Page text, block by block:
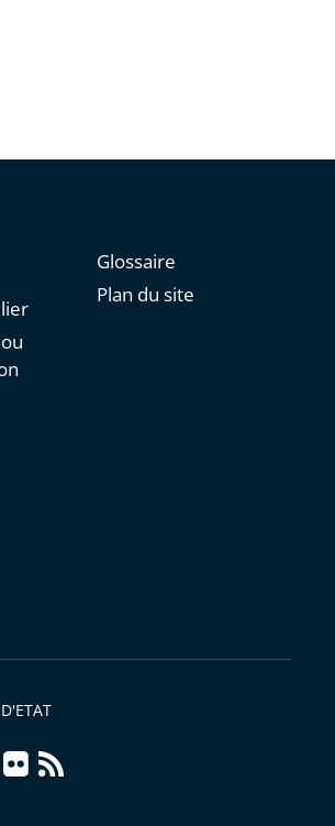
Glossaire
Plan du site
flickrrss